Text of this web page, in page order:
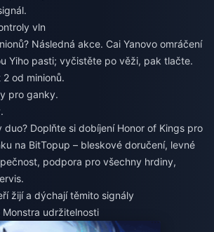
vln
Následná akce. Cai Yanovo omráčení
Yiho pasti; vyčistěte po věži, pak tlačte.
od minionů.
pro ganky.
duo? Doplňte si dobíjení Honor of Kings pro
na BitTopup – bleskové doručení, levné
podpora pro všechny hrdiny,
žijí a dýchají těmito signály
Monstra udržitelnosti